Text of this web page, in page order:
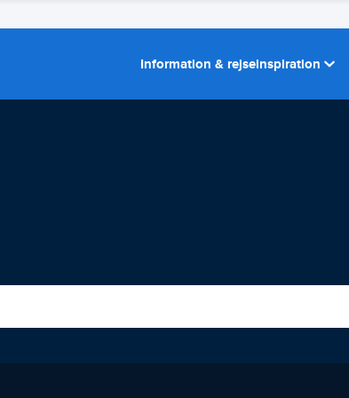
Information & rejseinspiration